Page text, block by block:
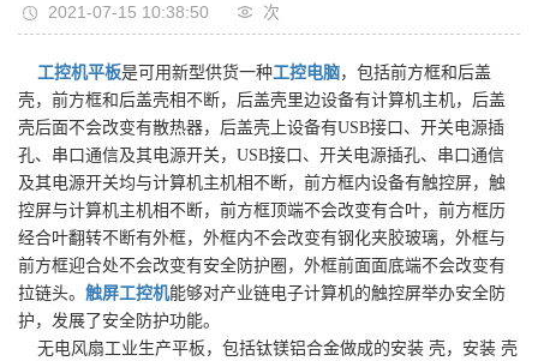
2021-07-15 10:38:50 次
工控机平板是可用新型供货一种工控电脑，包括前方框和后盖
壳，前方框和后盖壳相不断，后盖壳里边设备有计算机主机，后盖
壳后面不会改变有散热器，后盖壳上设备有USB接口、开关电源插
孔、串口通信及其电源开关，USB接口、开关电源插孔、串口通信
及其电源开关均与计算机主机相不断，前方框内设备有触控屏，触
控屏与计算机主机相不断，前方框顶端不会改变有合叶，前方框历
经合叶翻转不断有外框，外框内不会改变有钢化夹胶玻璃，外框与
前方框迎合处不会改变有安全防护圈，外框前面面底端不会改变有
拉链头。 触屏工控机能够对产业链电子计算机的触控屏举办安全防
护，发展了安全防护功能。
无电风扇工业生产平板，包括钛镁铝合金做成的安装 壳，安装 壳